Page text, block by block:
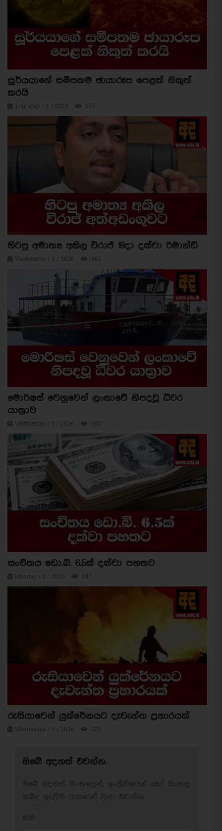
සූර්යයාගේ සමීපතම ඡායාරූප පෙළක් නිකුත්
කරයි
Thursday / 6 / 2026 535
හිටපු අමාත්‍ය අකිල විරාජ් 18දා දක්වා රිමාන්ඩ්
Wednesday / 5 / 2026 462
මොරිෂස් වෙනුවෙන් ලංකාවේ නිපදවූ ධීවර
යාත්‍රාව
Wednesday / 5 / 2026 350
සංචිතය ඩො.බි. 6.5ක් දක්වා පහතට
Monday / 3 / 2026 341
රුසියාවෙන් යුක්රේනයට දැවැන්ත ප්‍රහාරයක්
Wednesday / 5 / 2026 325
ඔබේ අදහස් එවන්න.